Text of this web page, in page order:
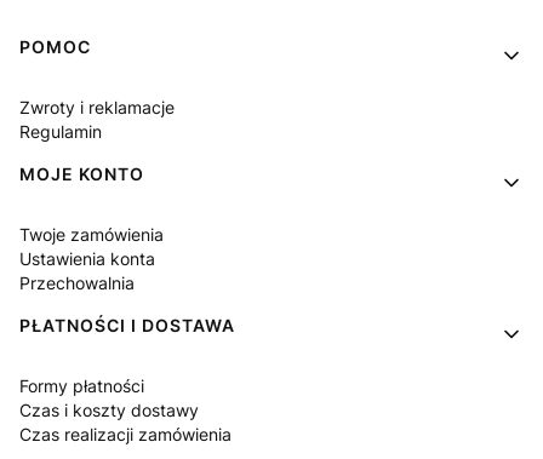
Linki w stopce
POMOC
Zwroty i reklamacje
Regulamin
MOJE KONTO
Twoje zamówienia
Ustawienia konta
Przechowalnia
PŁATNOŚCI I DOSTAWA
Formy płatności
Czas i koszty dostawy
Czas realizacji zamówienia